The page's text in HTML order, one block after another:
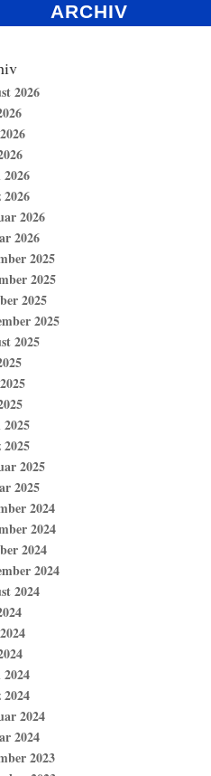
ARCHIV
2026
2026
2026
2025
2025
2025
2025
2025
2025
2025
2024
2024
2024
2024
2024
2024
2024
2023